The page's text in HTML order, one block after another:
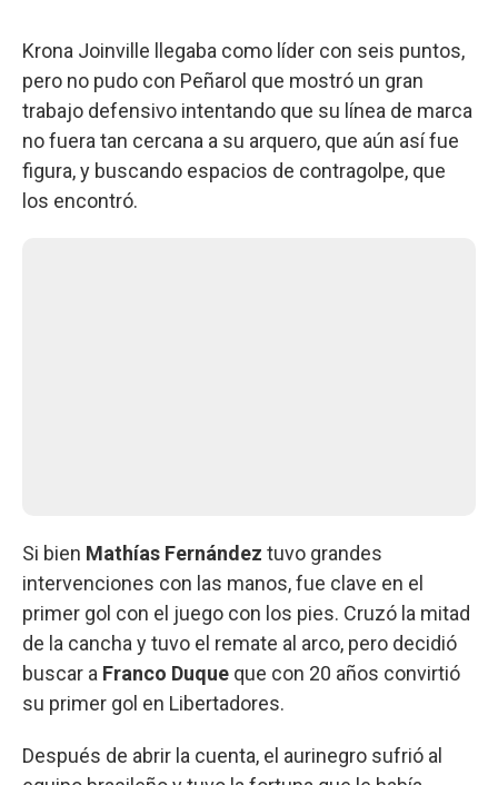
Krona Joinville llegaba como líder con seis puntos,
pero no pudo con Peñarol que mostró un gran
trabajo defensivo intentando que su línea de marca
no fuera tan cercana a su arquero, que aún así fue
figura, y buscando espacios de contragolpe, que
los encontró.
Si bien Mathías Fernández tuvo grandes
intervenciones con las manos, fue clave en el
primer gol con el juego con los pies. Cruzó la mitad
de la cancha y tuvo el remate al arco, pero decidió
buscar a Franco Duque que con 20 años convirtió
su primer gol en Libertadores.
Después de abrir la cuenta, el aurinegro sufrió al